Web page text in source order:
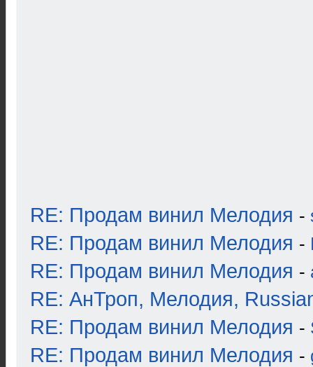
RE: Продам винил Мелодия -
RE: Продам винил Мелодия -
RE: Продам винил Мелодия -
RE: АнТроп, Мелодия,
RE: Продам винил Мелодия -
RE: Продам винил Мелодия -